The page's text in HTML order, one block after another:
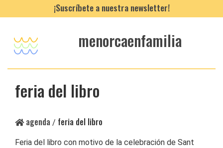
¡Suscríbete a nuestra newsletter!
menorcaenfamilia
feria del libro
agenda / feria del libro
Feria del libro con motivo de la celebración de Sant